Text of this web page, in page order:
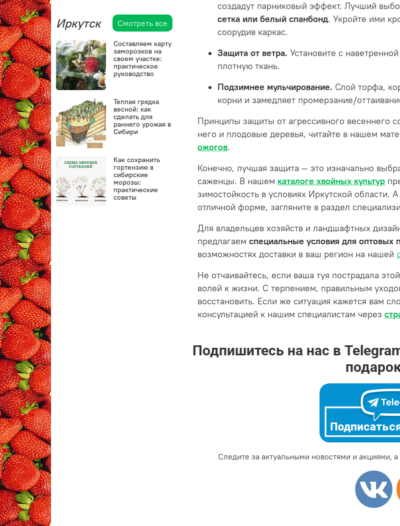
создадут парниковый эффект. Лучший
сетка или белый спанбонд. Укройте ими
соорудив каркас.
Защита от ветра. Установите с
плотную ткань.
Подзимнее мульчирование. Слой торфа,
корни и замедляет промерзание/
Принципы защиты от агрессивного весеннего
него и плодовые деревья, читайте в нашем
ожогов.
Конечно, лучшая защита — это изначально
саженцы. В нашем каталоге хвойных культур
зимостойкость в условиях Иркутской
отличной форме, загляните в раздел
Для владельцев хозяйств и ландшафтных
предлагаемспециальные условия для оптовых
возможностях доставки в ваш регион на нашей
Не отчаивайтесь, если ваша туя пострадала
волей к жизни. С терпением, правильным
восстановить. Если же ситуация кажется вам
консультацией к нашим специалистам через
Подпишитесь на нас в
Следите за актуальными новостями и акциями,
Иркутск Смотреть все
Составляем карту
заморозков на
своем участке:
практическое
руководство
Теплая грядка
весной: как
сделать для
раннего урожая в
Сибири
Как сохранить
гортензию в
сибирские
морозы:
практические
советы